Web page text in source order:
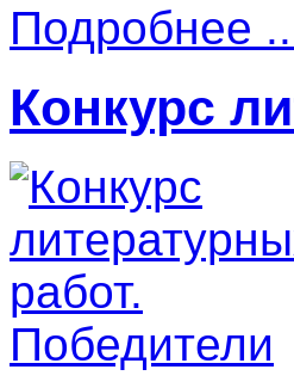
Подробнее
Конкурс